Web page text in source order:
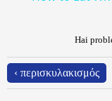
Hai
‹ περισκυλακισμός